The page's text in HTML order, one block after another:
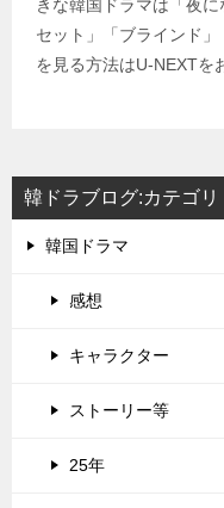
きな韓国ドラマは「夜
セット」「ブラインド
を見る方法はU-NEXTを
韓ドラブログ:カテゴリ
韓国ドラマ
感想
キャラクター
ストーリー等
25年